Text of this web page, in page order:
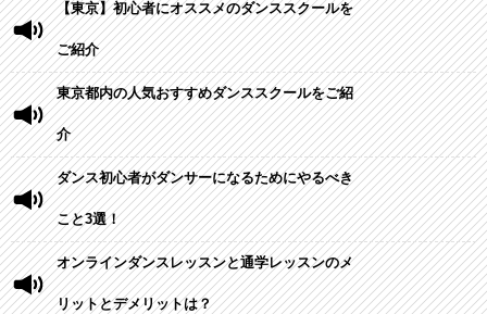
【東京】初心者にオススメのダンススクールを
ご紹介
東京都内の人気おすすめダンススクールをご紹
介
ダンス初心者がダンサーになるためにやるべき
こと3選！
オンラインダンスレッスンと通学レッスンのメ
リットとデメリットは？